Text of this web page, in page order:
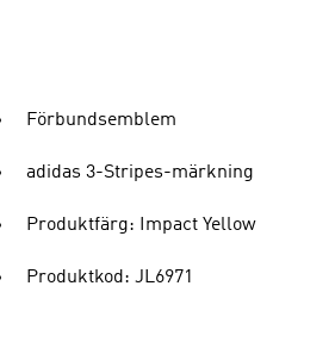
Förbundsemblem
adidas 3-Stripes-märkning
Produktfärg: Impact Yellow
Produktkod: JL6971